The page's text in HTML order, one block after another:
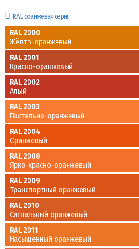
RAL оранжевая серия
RAL 2000
Жёлто-оранжевый
RAL 2001
Красно-оранжевый
RAL 2002
Алый
RAL 2003
Пастельно-оранжевый
RAL 2004
Оранжевый
RAL 2008
Ярко-красно-оранжевый
RAL 2009
Транспортный оранжевый
RAL 2010
Сигнальный оранжевый
RAL 2011
Насыщенный оранжевый